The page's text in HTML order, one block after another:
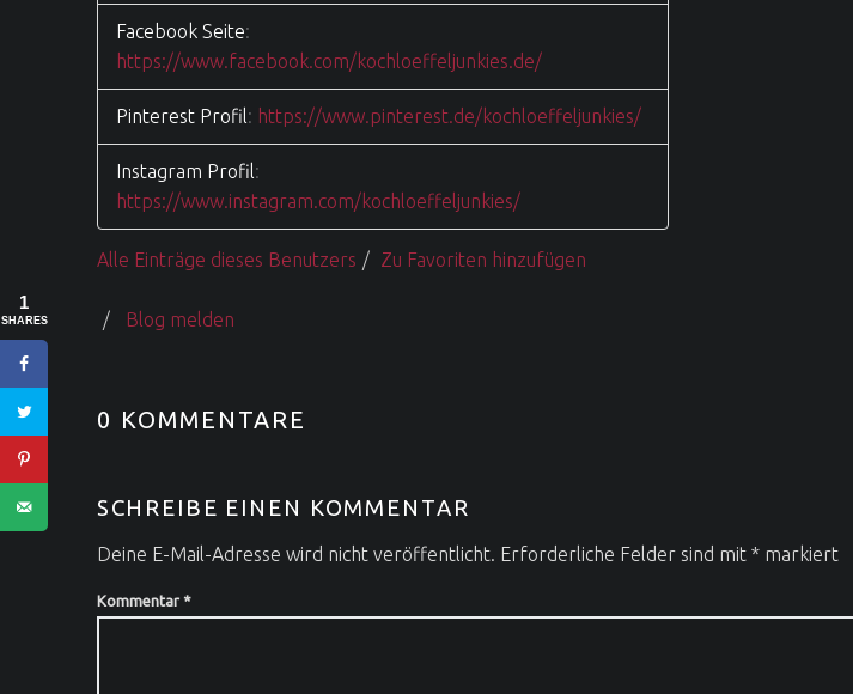
Facebook Seite:
https://www.facebook.com/kochloeffeljunkies.de/
Pinterest Profil : https://www.pinterest.de/kochloeffeljunkies/
Instagram Profil :
https://www.instagram.com/kochloeffeljunkies/
Alle Einträge dieses Benutzers Zu Favoriten hinzufügen
Blog melden
0 KOMMENTARE
SCHREIBE EINEN KOMMENTAR
Deine E-Mail-Adresse wird nicht veröffentlicht. Erforderliche Felder sind mit *markiert
Kommentar *
1
SHARES